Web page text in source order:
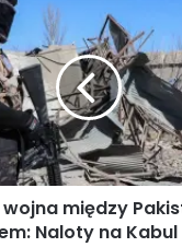
między
Naloty na